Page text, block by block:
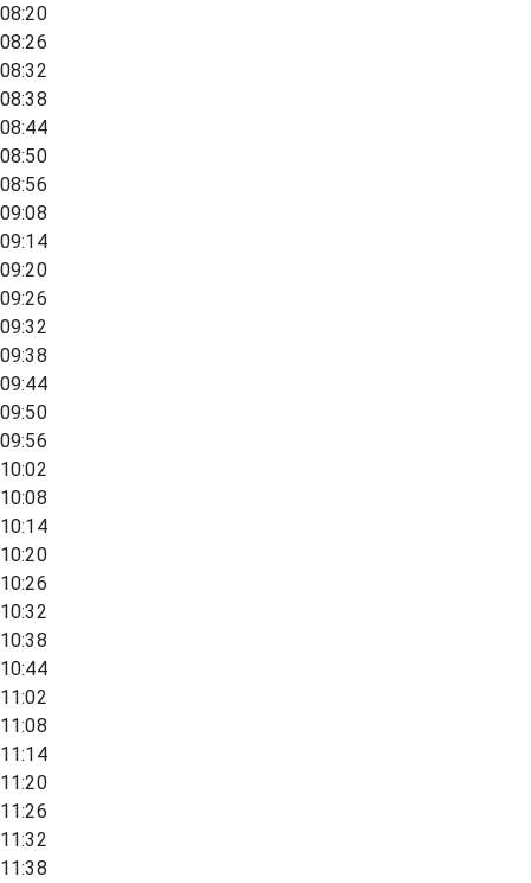
08:20
08:26
08:32
08:38
08:44
08:50
08:56
09:08
09:14
09:20
09:26
09:32
09:38
09:44
09:50
09:56
10:02
10:08
10:14
10:20
10:26
10:32
10:38
10:44
11:02
11:08
11:14
11:20
11:26
11:32
11:38